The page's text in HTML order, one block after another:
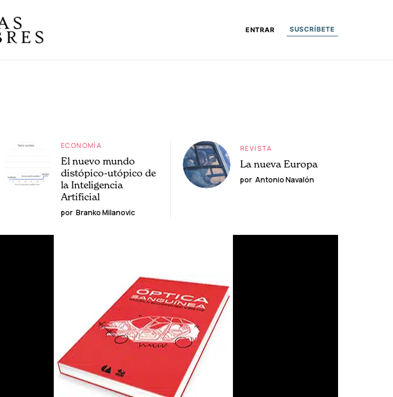
ENTRAR SUSCRÍBETE
ECONOMÍA
El nuevo mundo
distópico-utópico de
la Inteligencia
Artificial
por Branko Milanovic
REVISTA
La nueva Europa
por Antonio Navalón